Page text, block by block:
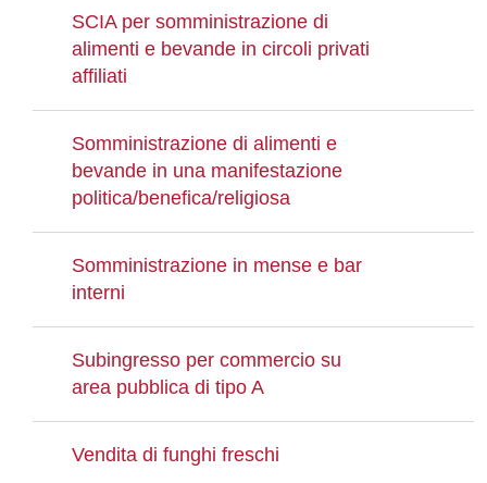
SCIA per somministrazione di
alimenti e bevande in circoli privati
affiliati
Somministrazione di alimenti e
bevande in una manifestazione
politica/benefica/religiosa
Somministrazione in mense e bar
interni
Subingresso per commercio su
area pubblica di tipo A
Vendita di funghi freschi